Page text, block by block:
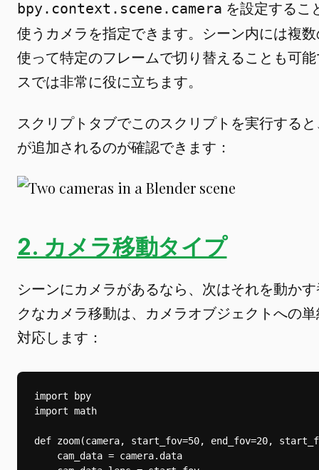
bpy.context.scene.camera を設定するこ
使うカメラを指定できます。シーン内には複
使って特定のフレームで切り替えることも可
スでは非常に役に立ちます。
スクリプトタブでこのスクリプトを実行する
が追加されるのが確認できます：
2. カメラ移動タイプ
シーンにカメラがあるなら、次はそれを動か
クなカメラ移動は、カメラオブジェクトへの
対応します：